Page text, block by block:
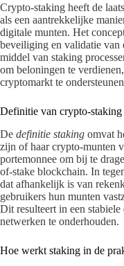
Crypto-staking heeft de
als een aantrekkelijke
digitale munten. Het
beveiliging en validatie
middel van staking
om beloningen te
cryptomarkt te
Definitie van crypto-staking
De definitie staking omvat
zijn of haar crypto-munten
portemonnee om bij te
of-stake blockchain. In
dat afhankelijk is van
gebruikers hun munten
Dit resulteert in een
netwerken te onderhouden.
Hoe werkt staking in de